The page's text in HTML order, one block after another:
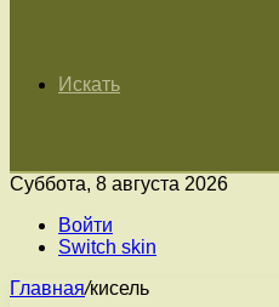
Искать
Суббота, 8 августа 2026
Войти
Switch skin
Главная/кисель